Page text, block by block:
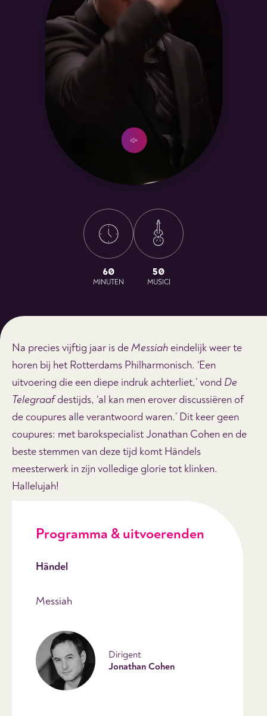
60
MINUTEN
50
MUSICI
Na precies vijftig jaar is deMessiaheindelijk weer te
horen bij het Rotterdams Philharmonisch. ‘Een
uitvoering die een diepe indruk achterliet,’ vond De
Telegraafdestijds, ‘al kan men erover discussiëren of
de coupures alle verantwoord waren.’ Dit keer geen
coupures: met barokspecialist Jonathan Cohen en de
beste stemmen van deze tijd komt Händels
meesterwerk in zijn volledige glorie tot klinken.
Hallelujah!
Programma & uitvoerenden
Händel
Messiah
Dirigent
Jonathan Cohen